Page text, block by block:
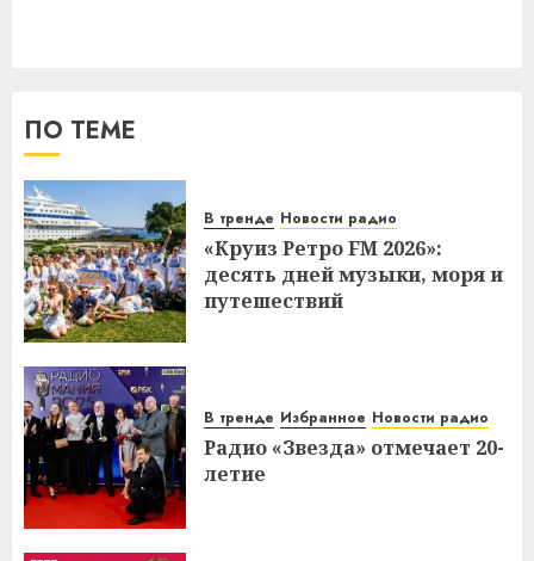
ПО ТЕМЕ
В тренде Новости радио
«Круиз Ретро FM 2026»:
десять дней музыки, моря и
путешествий
В тренде Избранное Новости радио
Радио «Звезда» отмечает 20-
летие